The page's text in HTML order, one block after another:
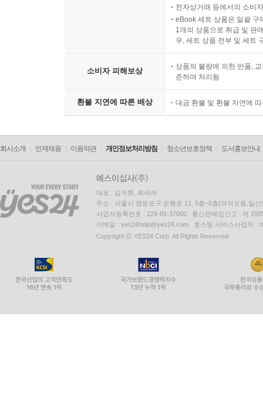
전자상거래 등에서의 소비
eBook 세트 상품은 일괄 구
1개의 상품으로 취급 및 판
우, 세트 상품 전부 및 세트
소비자 피해보상
상품의 불량에 의한 반품,
준하여 처리됨
환불 지연에 따른 배상 대금 환불 및 환불 지연에
회사소개 인재채용 이용약관 개인정보처리방침 청소년보호정책 도서홍보안내
대표 : 김석환, 최세라
주소 : 서울시 영등포구 은행로 11, 5층~6층(여의도동,일신
사업자등록번호 : 229-81-37000 통신판매업신고 : 제
이메일 : yes24help@yes24.com 호스팅 서비스사업자 :
Copyright ⓒ YES24 Corp. All Rights Reserved.